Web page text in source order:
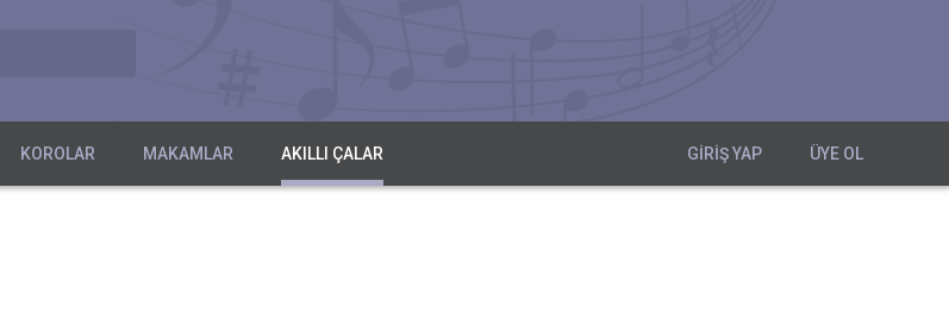
KOROLAR MAKAMLAR AKILLI ÇALAR GIRIŞ YAP ÜYE OL